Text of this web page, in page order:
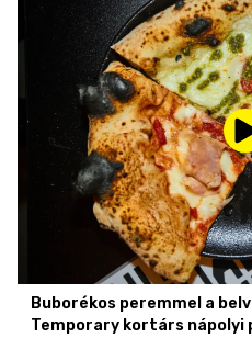
Buborékos peremmel a
Temporary kortárs nápolyi